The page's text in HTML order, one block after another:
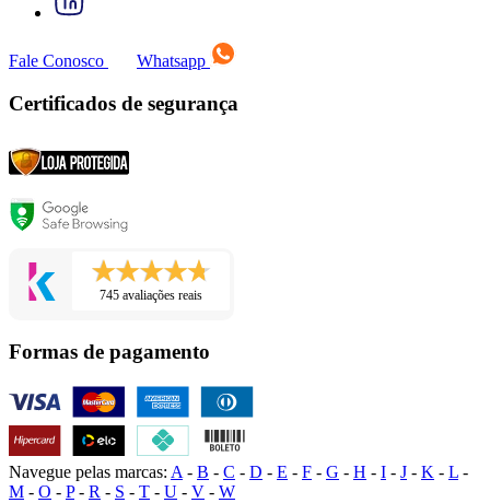
Fale Conosco Whatsapp
Certificados de segurança
745 avaliações reais
Formas de pagamento
Navegue pelas marcas: A - B - C - D - E - F - G - H - I - J - K - L -
M - O - P- R - S - T - U - V - W